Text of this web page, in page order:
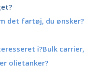
det fartøj, du ønsker?
i?Bulk carrier,
olietanker?